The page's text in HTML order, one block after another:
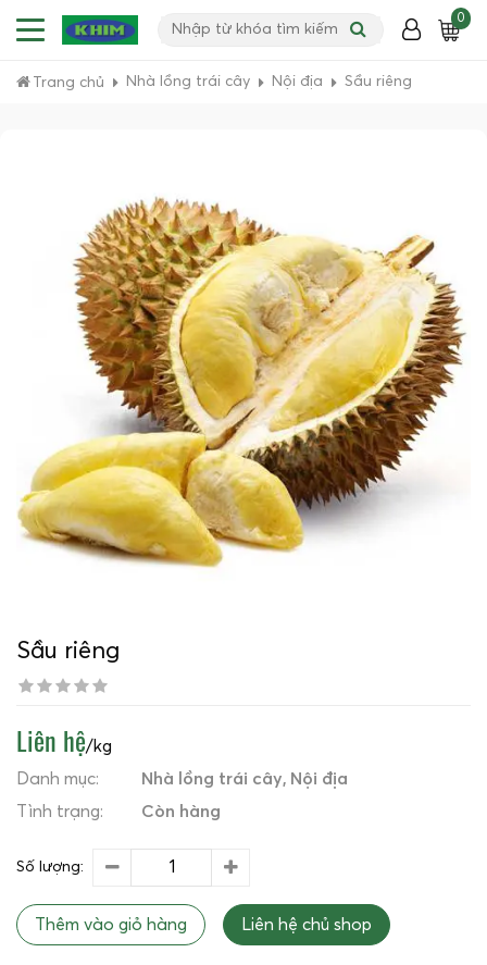
0
Trang chủ Nhà lồng trái cây Nội địa Sầu riêng
Sầu riêng
Liên hệ/kg
Danh mục:
Nhà lồng trái cây
Nội địa
Tình trạng:
Còn hàng
Số lượng:
Thêm vào giỏ hàng Liên hệ chủ shop